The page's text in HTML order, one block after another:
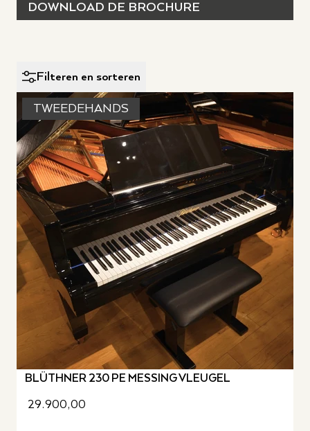
DOWNLOAD DE BROCHURE
Filteren en sorteren
TWEEDEHANDS
BLÜTHNER 230 PE MESSING VLEUGEL
29.900,00